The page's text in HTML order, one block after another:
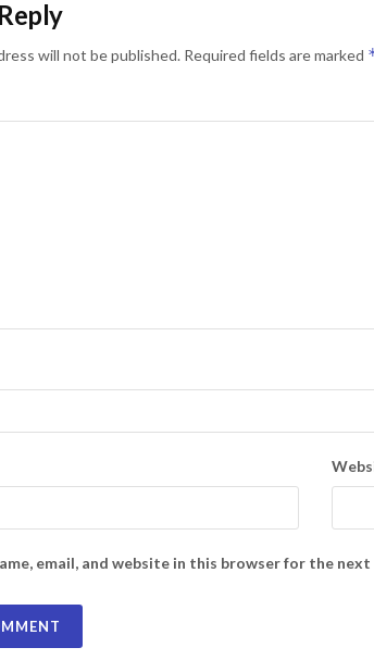
will not be published. Required fields are marked
email, and website in this browser for the